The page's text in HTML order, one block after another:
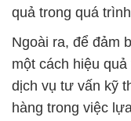
quả trong quá
Ngoài ra, để đảm
một cách hiệu
dịch vụ tư vấn kỹ
hàng trong việc